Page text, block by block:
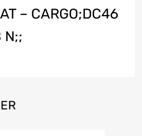
– CARGO;DC46
N;;